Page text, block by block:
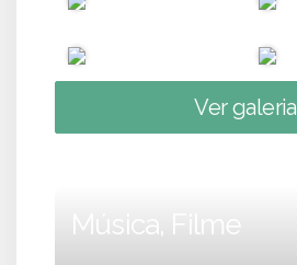
Ver galeria
Música, Filme